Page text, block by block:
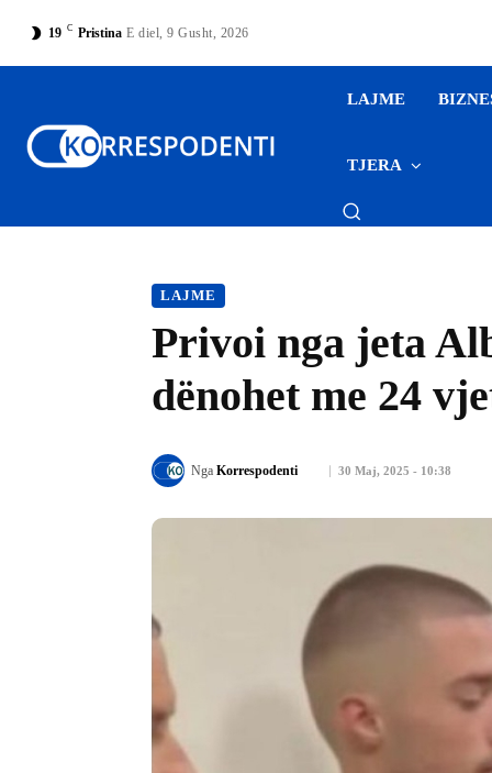
19 C Pristina E diel, 9 Gusht, 2026
LAJME
TJERA
LAJME
Privoi nga jeta
dënohet me 24
30 Maj, 2025 - 10:38
Nga Korrespodenti